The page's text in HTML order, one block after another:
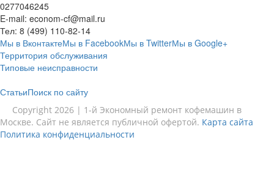
0277046245
E-mail: econom-cf@mail.ru
Тел: 8 (499) 110-82-14
Мы в ВконтактеМы в FacebookМы в TwitterМы в Google+
Территория обслуживания
Типовые неисправности
СтатьиПоиск по сайту
Copyright 2026 | 1-й Экономный ремонт кофемашин в
Москве. Сайт не является публичной офертой. Карта сайта
Политика конфиденциальности